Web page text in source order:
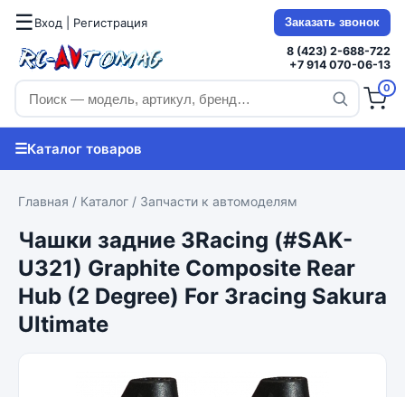
☰Вход | Регистрация Заказать звонок
8 (423) 2-688-722
+7 914 070-06-13
0
☰Каталог товаров
Главная / Каталог / Запчасти к автомоделям
Чашки задние 3Racing (#SAK-
U321) Graphite Composite Rear
Hub (2 Degree) For 3racing Sakura
Ultimate